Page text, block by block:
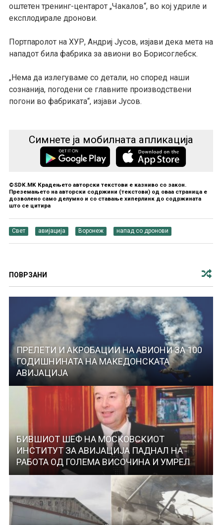
оштетен тренинг-центарот „Чакалов“, во кој удриле и
експлодирале дронови.
Портпаролот на ХУР, Андриј Јусов, изјави дека мета на
нападот била фабрика за авиони во Борисоглебск.
„Нема да излегуваме со детали, но според наши
сознанија, погодени се главните производствени
погони во фабриката“, изјави Јусов.
Симнете ја мобилната апликација
©SDK.MK Крадењето авторски текстови е казниво со закон.
Преземањето на авторски содржини (текстови) од оваа страница е
дозволено само делумно и со ставање хиперлинк до содржината
што се цитира
Свет авијација Воронеж напад со дронови
ПОВРЗАНИ
ПРЕЛЕТИ И АКРОБАЦИИ НА АВИОНИ ЗА 100
ГОДИШНИНАТА НА МАКЕДОНСКАТА
АВИЈАЦИЈА
БИВШИОТ ШЕФ НА МОСКОВСКИОТ
ИНСТИТУТ ЗА АВИЈАЦИЈА ПАДНАЛ НА
РАБОТА ОД ГОЛЕМА ВИСОЧИНА И УМРЕЛ